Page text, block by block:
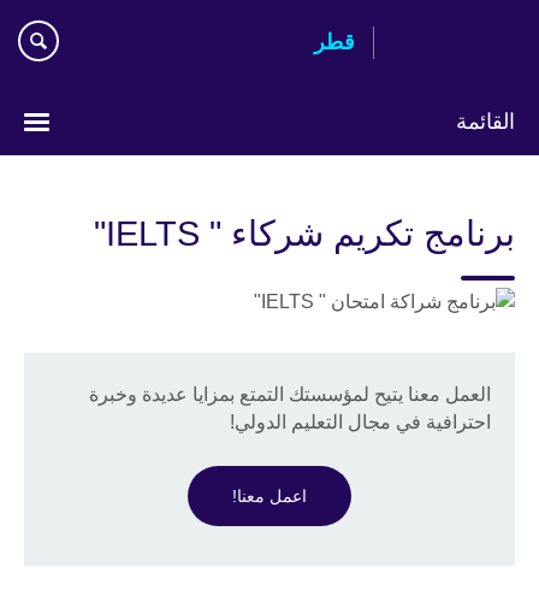
قطر
القائمة
برنامج تكريم شركاء " IELTS"
العمل معنا يتيح لمؤسستك التمتع بمزايا عديدة وخبرة
احترافية في مجال التعليم الدولي!
اعمل معنا!